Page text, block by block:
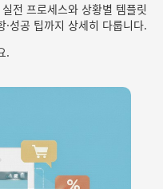
전 프로세스와 상황별 템플릿
·성공 팁까지 상세히 다룹니다.
.